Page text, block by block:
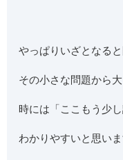
やっぱりいざとなる
その小さな問題から
時には「ここもう少
わかりやすいと思い